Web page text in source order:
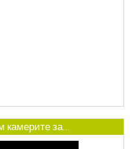
за...